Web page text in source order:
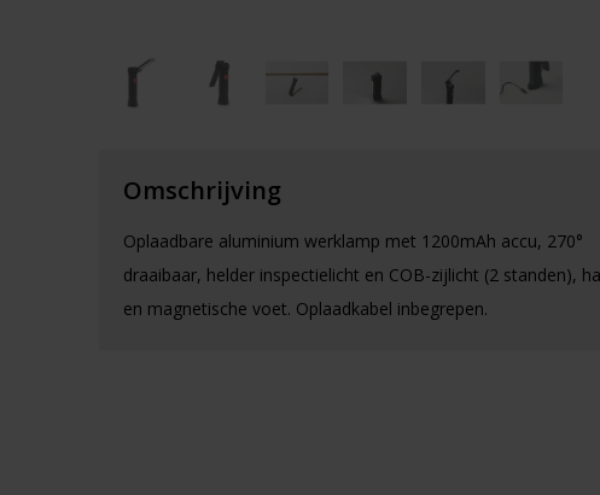
Omschrijving
Oplaadbare aluminium werklamp met 1200mAh accu, 270°
draaibaar, helder inspectielicht en COB-zijlicht (2 standen),
en magnetische voet. Oplaadkabel inbegrepen.